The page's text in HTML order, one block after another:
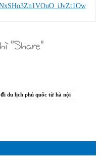
đi du lịch phú quốc từ hà nội